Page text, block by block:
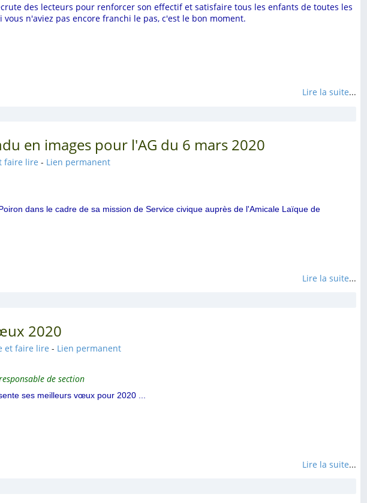
des lecteurs pour renforcer son effectif et satisfaire tous les enfants de toutes les
vous n'aviez pas encore franchi le pas, c'est le bon moment.
Lire la suite...
en images pour l'AG du 6 mars 2020
faire lire - Lien permanent
dans le cadre de sa mission de Service civique auprès de l'Amicale Laïque de
Lire la suite...
2020
et faire lire - Lien permanent
de section
ses meilleurs vœux pour 2020 ...
Lire la suite...